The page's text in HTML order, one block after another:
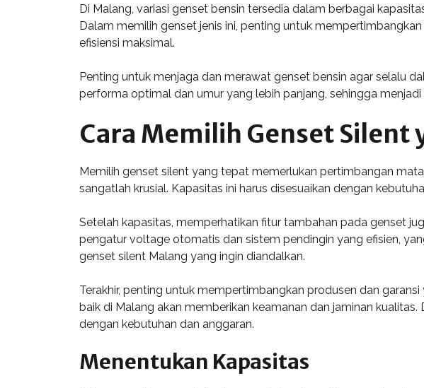
Di Malang, variasi genset bensin tersedia dalam berbagai
Dalam memilih genset jenis ini, penting untuk
efisiensi maksimal.
Penting untuk menjaga dan merawat genset bensin agar selalu
performa optimal dan umur yang lebih panjang, sehingga
Cara Memilih Genset Silent
Memilih genset silent yang tepat memerlukan pertimbangan
sangatlah krusial. Kapasitas ini harus disesuaikan dengan
Setelah kapasitas, memperhatikan fitur tambahan pada genset
pengatur voltage otomatis dan sistem pendingin yang efisien,
genset silent Malang yang ingin diandalkan.
Terakhir, penting untuk mempertimbangkan produsen dan
baik di Malang akan memberikan keamanan dan jaminan
dengan kebutuhan dan anggaran.
Menentukan Kapasitas